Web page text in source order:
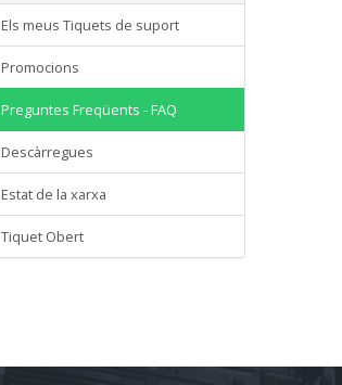
Els meus Tiquets de suport
Promocions
Preguntes Freqüents - FAQ
Descàrregues
Estat de la xarxa
Tiquet Obert